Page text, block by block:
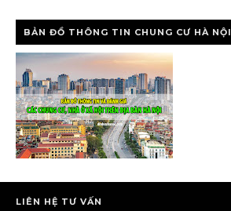
BẢN ĐỒ THÔNG TIN CHUNG CƯ HÀ NỘI
LIÊN HỆ TƯ VẤN